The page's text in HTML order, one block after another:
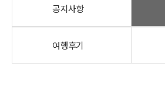
공지사항
여행후기